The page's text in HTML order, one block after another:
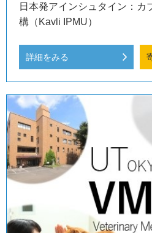
日本発アインシュタイン：カ
構（Kavli IPMU）
詳細をみる